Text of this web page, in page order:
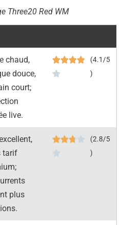
Three20 Red WM
chaud,
douce,
court;
live.
(4.1/5
)
tarif
plus
(2.8/5
)